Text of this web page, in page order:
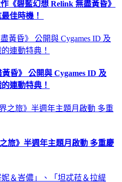
《碧藍幻想 Relink 無盡黃昏》
佳時機！
昏》 公開與 Cygames ID 及
連動特典！
旅》半週年主題月啟動 多重慶